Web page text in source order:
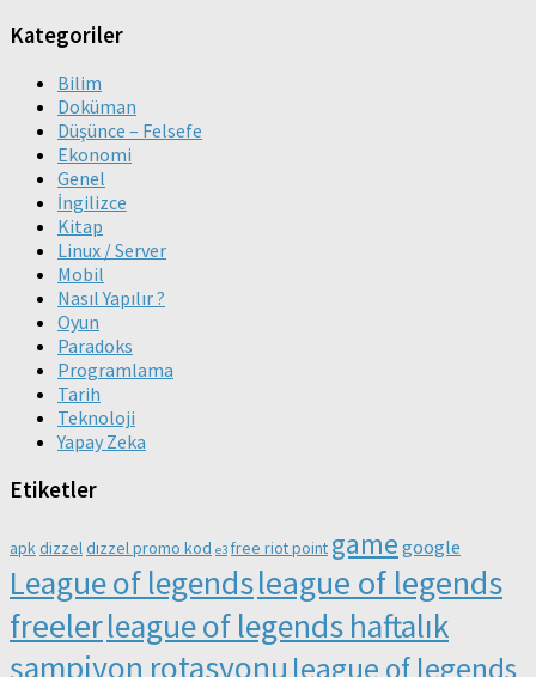
Kategoriler
Bilim
Doküman
Düşünce – Felsefe
Ekonomi
Genel
İngilizce
Kitap
Linux / Server
Mobil
Nasıl Yapılır ?
Oyun
Paradoks
Programlama
Tarih
Teknoloji
Yapay Zeka
Etiketler
apkdizzeldızzel promo kod e3 free riot point gamegoogle
League of legendsleague of legends
freelerleague of legends haftalık
şampiyon rotasyonu league of legends